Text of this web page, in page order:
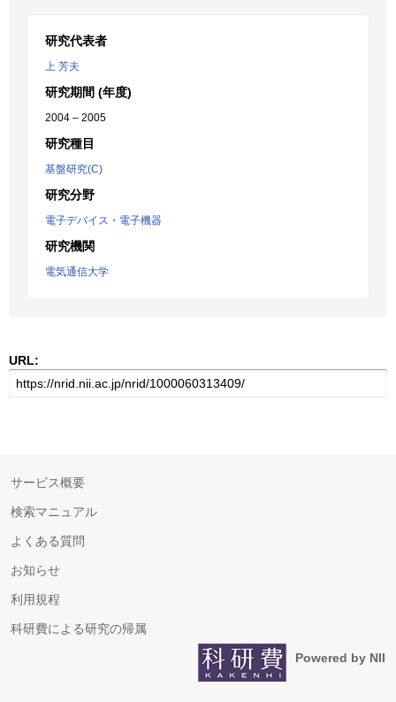
研究代表者
上 芳夫
研究期間 (年度)
2004 – 2005
研究種目
基盤研究(C)
研究分野
電子デバイス・電子機器
研究機関
電気通信大学
URL:
サービス概要
検索マニュアル
よくある質問
お知らせ
利用規程
科研費による研究の帰属
Powered by NII